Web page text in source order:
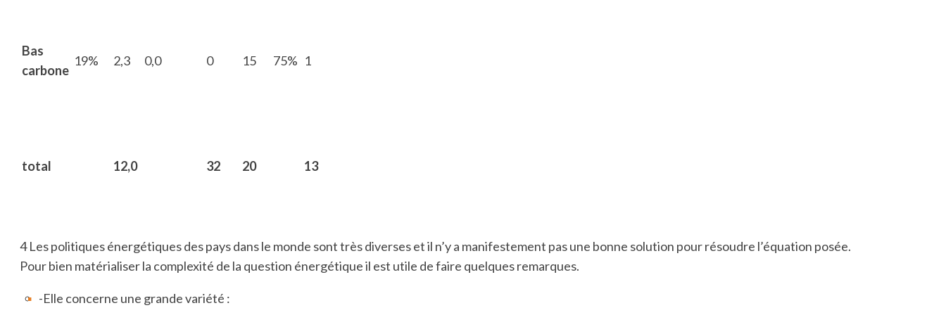
Bas
carbone
19% 2,3 0,0 0 15 75% 1
total 12,0 32 20 13
4 Les politiques énergétiques des pays dans le monde sont très diverses et il n’y a manifestement pas une bonne solution pour résoudre l’équation posée.
Pour bien matérialiser la complexité de la question énergétique il est utile de faire quelques remarques.
-Elle concerne une grande variété :